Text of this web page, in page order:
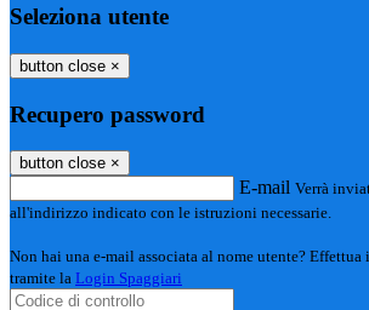
Seleziona utente
button close ×
Recupero password
button close ×
E-mail Verrà
all'indirizzo indicato con le istruzioni necessarie.
Non hai una e-mail associata al nome utente? Effettua
tramite la Login Spaggiari